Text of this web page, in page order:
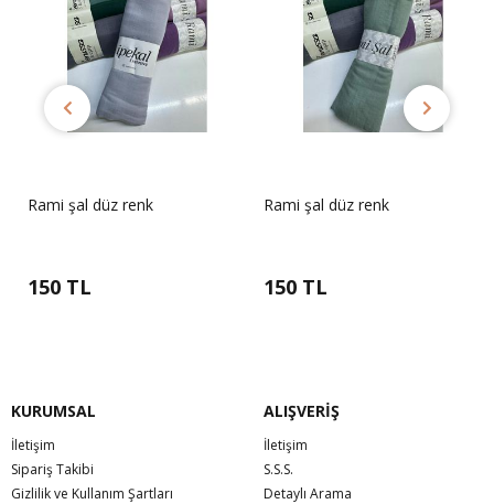
Rami şal düz renk
150 TL
Rami şal düz renk
150 TL
KURUMSAL
İletişim
Sipariş Takibi
Gizlilik ve Kullanım Şartları
ALIŞVERİŞ
İletişim
S.S.S.
Detaylı Arama